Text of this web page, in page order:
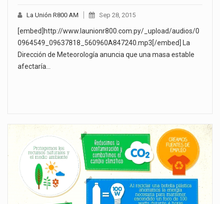
La Unión R800 AM Sep 28, 2015
[embed]http://www.launionr800.com.py/_upload/audios/0
0964549_09637818_560960A847240.mp3[/embed] La
Dirección de Meteorología anuncia que una masa estable
afectaría…